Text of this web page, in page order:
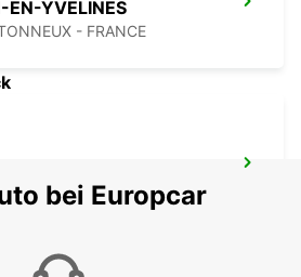
EN-YVELINES
- FRANCE
- FRANCE
bei Europcar